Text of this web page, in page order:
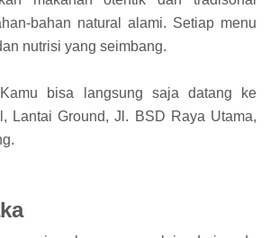
bahan natural alami. Setiap menu
nutrisi yang seimbang.
bisa langsung saja datang ke
, Lantai Ground, Jl. BSD Raya Utama,